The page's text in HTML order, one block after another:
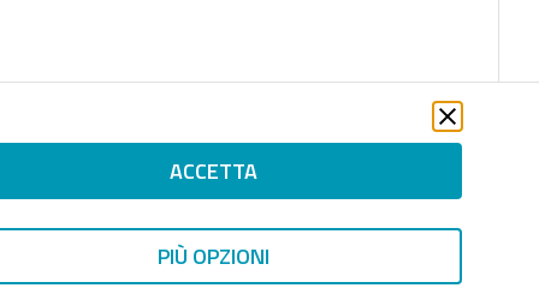
ACCETTA
PIÙ OPZIONI